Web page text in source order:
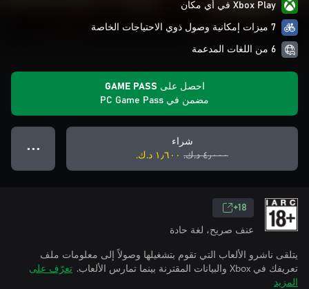
Xbox Play في أي مكان
7 ميزات إمكانية وصول ذوي الاحتياجات الخاصة
6 من اللغات المدعمة
احصل على GAME PASS
مضمن في PC Game Pass
شراء
٤٫٠٠٠ د.ك.‏
١٫٦٠٠ د.ك.‏
● ● ●
18+
عنف صريح، لغة حادة
يتلقى ناشرو الألعاب التي تقوم بتشغيلها وصولاً إلى معلومات ملف
تعريفك في Xbox والبيانات المقترنة بينما تمارس الألعاب.
تعرّف على
المزيد